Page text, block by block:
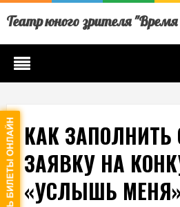
Театр юного зрителя "Время
КАК
ЗАЯВКУ НА
«УСЛЫШЬ